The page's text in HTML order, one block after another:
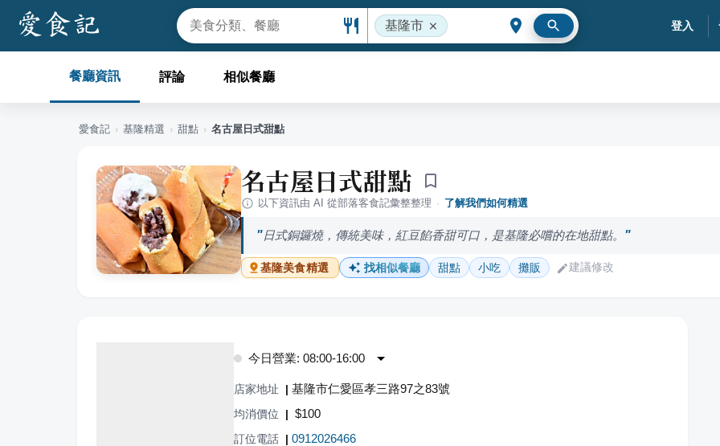
基隆市 登入
餐廳資訊 評論 相似餐廳
愛食記 › 基隆精選 › 甜點 › 名古屋日式甜點
名古屋日式甜點
以下資訊由 AI 從部落客食記彙整整理 · 了解我們如何精選
日式銅鑼燒，傳統美味，紅豆餡香甜可口，是基隆必嚐的在地甜點。
基隆美食精選 找相似餐廳 甜點 小吃 攤販 建議修改
今日營業: 08:00-16:00
店家地址 | 基隆市仁愛區孝三路97之83號
均消價位 | $100
訂位電話 | 0912026466